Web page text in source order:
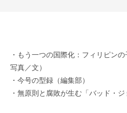
・もう一つの国際化：フィリピン
写真／文）
・今号の型録（編集部）
・無原則と腐敗が生む「バッド・ジ